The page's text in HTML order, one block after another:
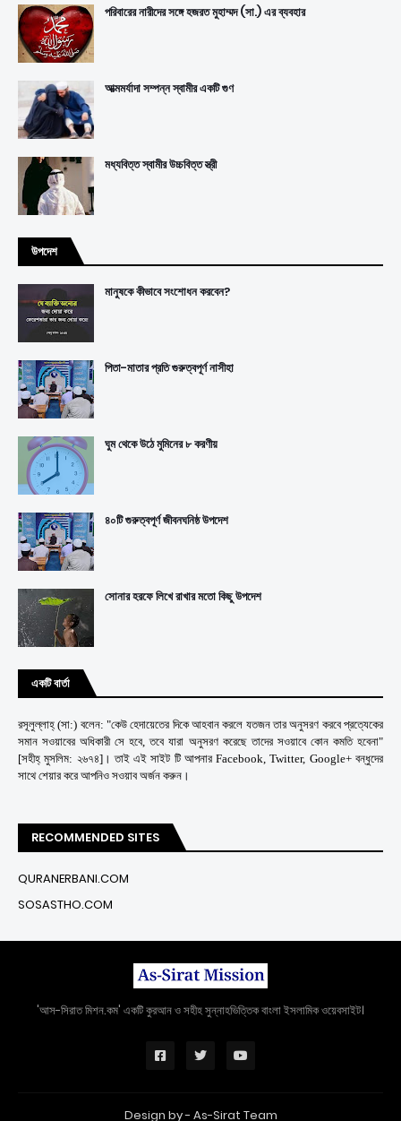
পরিবারের নারীদের সঙ্গে হজরত মুহাম্মদ (সা.) এর ব্যবহার
আত্মমর্যাদা সম্পন্ন স্বামীর একটি গুণ
মধ্যবিত্ত স্বামীর উচ্চবিত্ত স্ত্রী
উপদেশ
মানুষকে কীভাবে সংশোধন করবেন?
পিতা-মাতার প্রতি গুরুত্বপূর্ণ নাসীহা
ঘুম থেকে উঠে মুমিনের ৮ করণীয়
৪০টি গুরুত্বপূর্ণ জীবনঘনিষ্ঠ উপদেশ
সোনার হরফে লিখে রাখার মতো কিছু উপদেশ
একটি বার্তা
রসূলুল্লাহ্ (সা:) বলেন: "কেউ হেদায়েতের দিকে আহবান করলে যতজন তার অনুসরণ করবে প্রত্যেকের
সমান সওয়াবের অধিকারী সে হবে, তবে যারা অনুসরণ করেছে তাদের সওয়াবে কোন কমতি হবেনা"
[সহীহ্ মুসলিম: ২৬৭৪]। তাই এই সাইট টি আপনার Facebook, Twitter, Google+ বন্ধুদের
সাথে শেয়ার করে আপনিও সওয়াব অর্জন করুন।
RECOMMENDED SITES
QURANERBANI.COM
SOSASTHO.COM
'আস-সিরাত মিশন.কম' একটি কুরআন ও সহীহ সুন্নাহভিত্তিক বাংলা ইসলামিক ওয়েবসাইট।
Design by - As-Sirat Team